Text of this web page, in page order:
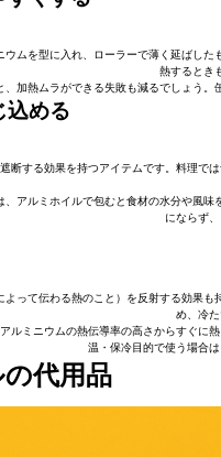
ウムを型に入れ、ローラーで薄く延ばし
熱するとき
、加熱ムラができる失敗も減るでしょう
込める
断する効果を持つアイテムです。料理で
、アルミホイルで包むと食材の水分や風
にならず
よって伝わる熱のこと）を反射する効果
め、冷
ルミニウムの熱伝導率の高さからすぐに
温・保冷目的で使う場合
代用品